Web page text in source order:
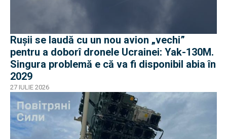
Rușii se laudă cu un nou avion „vechi”
pentru a doborî dronele Ucrainei: Yak-130M.
Singura problemă e că va fi disponibil abia în
2029
27 IULIE 2026